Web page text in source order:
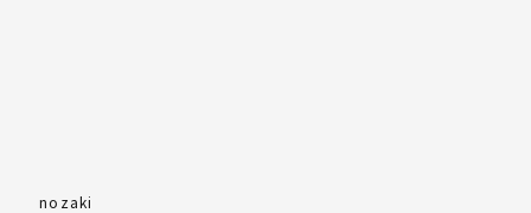
nozaki